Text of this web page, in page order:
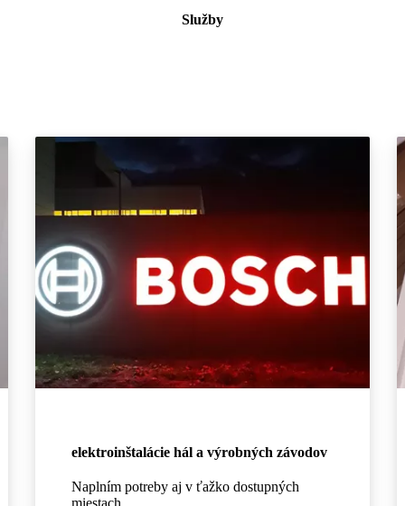
Služby
elektroinštalácie hál a výrobných závodov
Naplním potreby aj v ťažko dostupných
miestach.